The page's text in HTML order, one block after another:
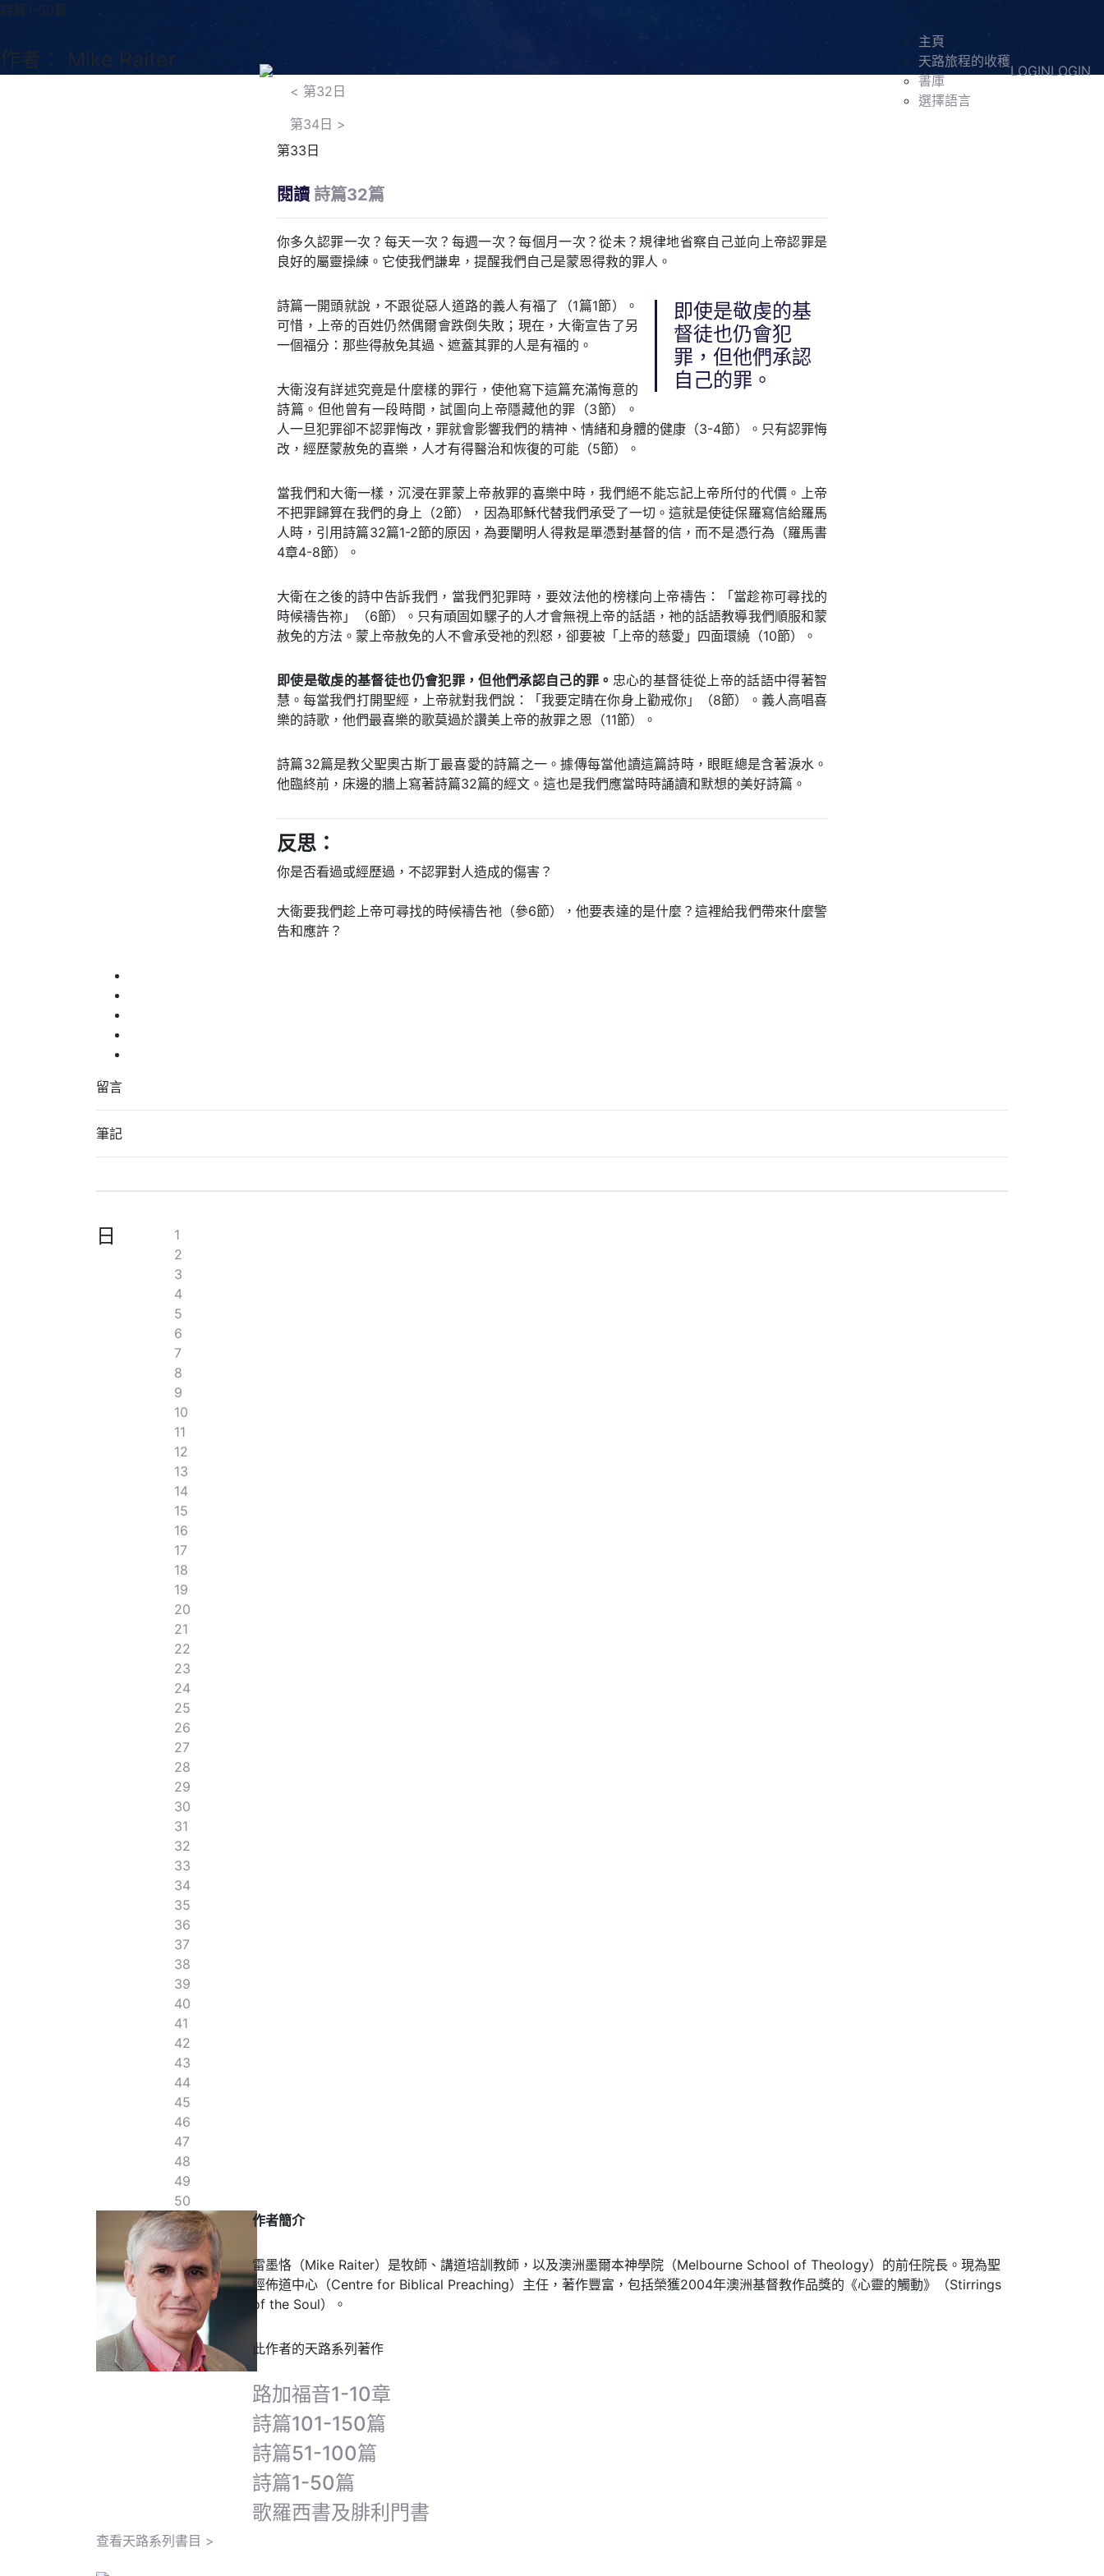
主頁
天路旅程的收穫
書庫
選擇語言
LOGINLOGIN
詩篇1-50篇
作者： Mike Raiter
< 第32日
第34日 >
第33日
閱讀 詩篇32篇
你多久認罪一次？每天一次？每週一次？每個月一次？從未？規律地省察自己並向上帝認罪是
良好的屬靈操練。它使我們謙卑，提醒我們自己是蒙恩得救的罪人。
即使是敬虔的基
督徒也仍會犯
罪，但他們承認
自己的罪。
詩篇一開頭就說，不跟從惡人道路的義人有福了（1篇1節）。
可惜，上帝的百姓仍然偶爾會跌倒失敗；現在，大衛宣告了另
一個福分：那些得赦免其過、遮蓋其罪的人是有福的。
大衛沒有詳述究竟是什麼樣的罪行，使他寫下這篇充滿悔意的
詩篇。但他曾有一段時間，試圖向上帝隱藏他的罪（3節）。
人一旦犯罪卻不認罪悔改，罪就會影響我們的精神、情緒和身體的健康（3-4節）。只有認罪悔
改，經歷蒙赦免的喜樂，人才有得醫治和恢復的可能（5節）。
當我們和大衛一樣，沉浸在罪蒙上帝赦罪的喜樂中時，我們絕不能忘記上帝所付的代價。上帝
不把罪歸算在我們的身上（2節），因為耶穌代替我們承受了一切。這就是使徒保羅寫信給羅馬
人時，引用詩篇32篇1-2節的原因，為要闡明人得救是單憑對基督的信，而不是憑行為（羅馬書
4章4-8節）。
大衛在之後的詩中告訴我們，當我們犯罪時，要效法他的榜樣向上帝禱告：「當趁祢可尋找的
時候禱告祢」（6節）。只有頑固如騾子的人才會無視上帝的話語，祂的話語教導我們順服和蒙
赦免的方法。蒙上帝赦免的人不會承受祂的烈怒，卻要被「上帝的慈愛」四面環繞（10節）。
即使是敬虔的基督徒也仍會犯罪，但他們承認自己的罪。 忠心的基督徒從上帝的話語中得著智
慧。每當我們打開聖經，上帝就對我們說：「我要定睛在你身上勸戒你」（8節）。義人高唱喜
樂的詩歌，他們最喜樂的歌莫過於讚美上帝的赦罪之恩（11節）。
詩篇32篇是教父聖奧古斯丁最喜愛的詩篇之一。據傳每當他讀這篇詩時，眼眶總是含著淚水。
他臨終前，床邊的牆上寫著詩篇32篇的經文。這也是我們應當時時誦讀和默想的美好詩篇。
反思：
你是否看過或經歷過，不認罪對人造成的傷害？
大衛要我們趁上帝可尋找的時候禱告祂（參6節），他要表達的是什麼？這裡給我們帶來什麼警
告和應許？
留言
筆記
日
1
2
3
4
5
6
7
8
9
10
11
12
13
14
15
16
17
18
19
20
21
22
23
24
25
26
27
28
29
30
31
32
33
34
35
36
37
38
39
40
41
42
43
44
45
46
47
48
49
50
作者簡介
雷墨恪（Mike Raiter）是牧師、講道培訓教師，以及澳洲墨爾本神學院（Melbourne School of Theology）的前任院長。現為聖
經佈道中心（Centre for Biblical Preaching）主任，著作豐富，包括榮獲2004年澳洲基督教作品獎的《心靈的觸動》（Stirrings
of the Soul）。
此作者的天路系列著作
路加福音1-10章
詩篇101-150篇
詩篇51-100篇
詩篇1-50篇
歌羅西書及腓利門書
查看天路系列書目 >